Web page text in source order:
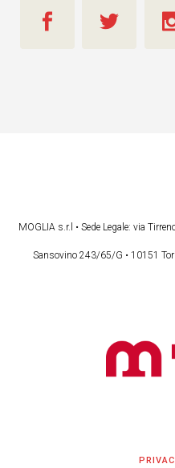
MOGLIA s.r.l • Sede Legale: via
Sansovino 243/65/G • 10151